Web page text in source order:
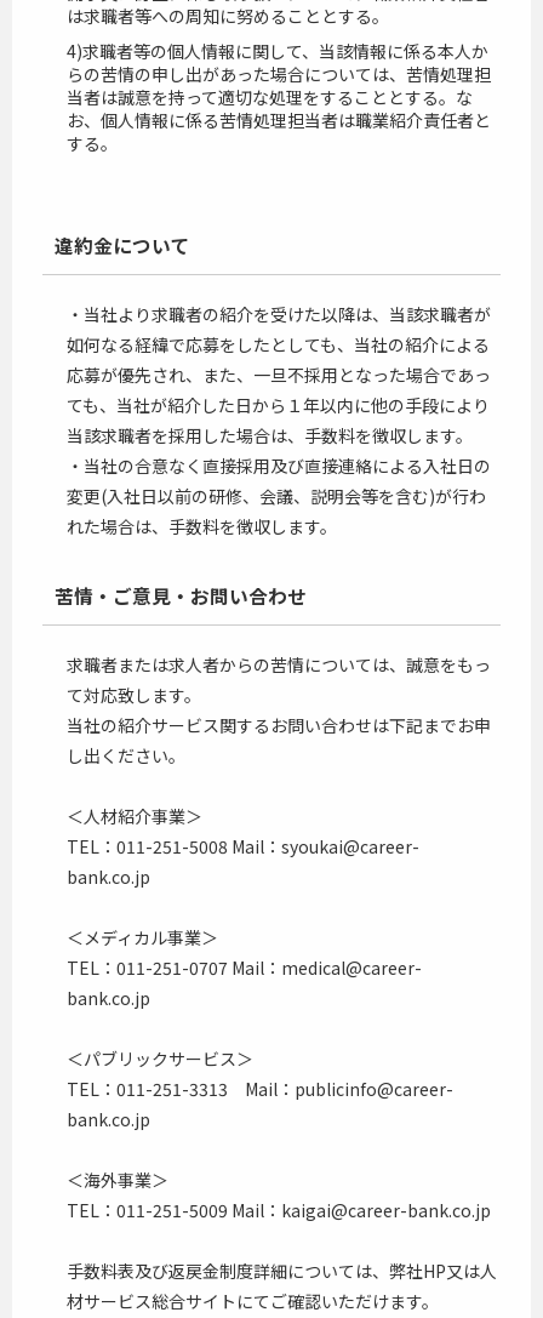
は求職者等への周知に努めることとする。
4)求職者等の個人情報に関して、当該情報に係る本人か
らの苦情の申し出があった場合については、苦情処理担
当者は誠意を持って適切な処理をすることとする。な
お、個人情報に係る苦情処理担当者は職業紹介責任者と
する。
違約金について
・当社より求職者の紹介を受けた以降は、当該求職者が
如何なる経緯で応募をしたとしても、当社の紹介による
応募が優先され、また、一旦不採用となった場合であっ
ても、当社が紹介した日から１年以内に他の手段により
当該求職者を採用した場合は、手数料を徴収します。
・当社の合意なく直接採用及び直接連絡による入社日の
変更(入社日以前の研修、会議、説明会等を含む)が行わ
れた場合は、手数料を徴収します。
苦情・ご意見・お問い合わせ
求職者または求人者からの苦情については、誠意をもっ
て対応致します。
当社の紹介サービス関するお問い合わせは下記までお申
し出ください。
＜人材紹介事業＞
TEL：011-251-5008 Mail：syoukai@career-
bank.co.jp
＜メディカル事業＞
TEL：011-251-0707 Mail：medical@career-
bank.co.jp
＜パブリックサービス＞
TEL：011-251-3313 Mail：publicinfo@career-
bank.co.jp
＜海外事業＞
TEL：011-251-5009 Mail：kaigai@career-bank.co.jp
手数料表及び返戻金制度詳細については、弊社HP又は人
材サービス総合サイトにてご確認いただけます。